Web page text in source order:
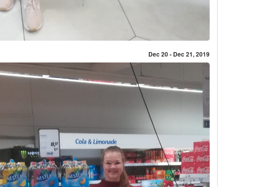
Dec 20 - Dec 21, 2019